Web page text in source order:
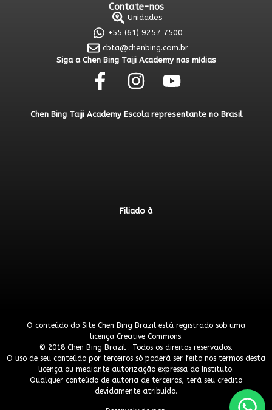
Contate-nos
Unidades
+55 (61) 9257 7500
cbta@chenbing.com.br
Siga a Chen Bing Taiji Academy nas mídias
Chen Bing Taiji Academy Escola representante no Brasil
Filiado à
O conteúdo do Site Chen Bing Brazil está registrado sob uma
licença Creative Commons.
© 2018 Chen Bing Brazil . Todos os direitos reservados.
O uso de seu conteúdo por terceiros só poderá ser feito nos termos desta
licença ou mediante autorização expressa do Instituto.
Qualquer conteúdo de autoria de terceiros, terá seu credito
devidamente atribuído.